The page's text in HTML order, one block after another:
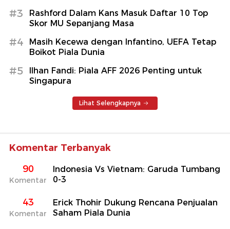
#3
Rashford Dalam Kans Masuk Daftar 10 Top
Skor MU Sepanjang Masa
#4
Masih Kecewa dengan Infantino, UEFA Tetap
Boikot Piala Dunia
#5
Ilhan Fandi: Piala AFF 2026 Penting untuk
Singapura
Lihat Selengkapnya
Komentar Terbanyak
90
Komentar
Indonesia Vs Vietnam: Garuda Tumbang
0-3
43
Komentar
Erick Thohir Dukung Rencana Penjualan
Saham Piala Dunia